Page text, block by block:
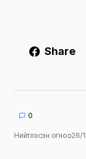
Share
0
Нийтлэсэн огноо26/